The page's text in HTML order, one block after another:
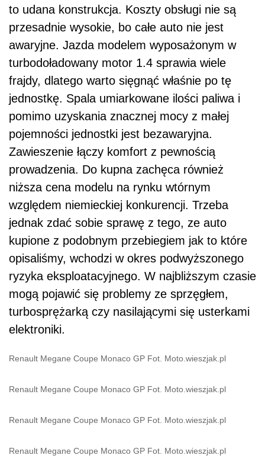
to udana konstrukcja. Koszty obsługi nie są
przesadnie wysokie, bo całe auto nie jest
awaryjne. Jazda modelem wyposażonym w
turbodoładowany motor 1.4 sprawia wiele
frajdy, dlatego warto sięgnąć właśnie po tę
jednostkę. Spala umiarkowane ilości paliwa i
pomimo uzyskania znacznej mocy z małej
pojemności jednostki jest bezawaryjna.
Zawieszenie łączy komfort z pewnością
prowadzenia. Do kupna zachęca również
niższa cena modelu na rynku wtórnym
względem niemieckiej konkurencji. Trzeba
jednak zdać sobie sprawę z tego, ze auto
kupione z podobnym przebiegiem jak to które
opisaliśmy, wchodzi w okres podwyższonego
ryzyka eksploatacyjnego. W najbliższym czasie
mogą pojawić się problemy ze sprzęgłem,
turbosprężarką czy nasilającymi się usterkami
elektroniki.
Renault Megane Coupe Monaco GP Fot. Moto.wieszjak.pl
Renault Megane Coupe Monaco GP Fot. Moto.wieszjak.pl
Renault Megane Coupe Monaco GP Fot. Moto.wieszjak.pl
Renault Megane Coupe Monaco GP Fot. Moto.wieszjak.pl